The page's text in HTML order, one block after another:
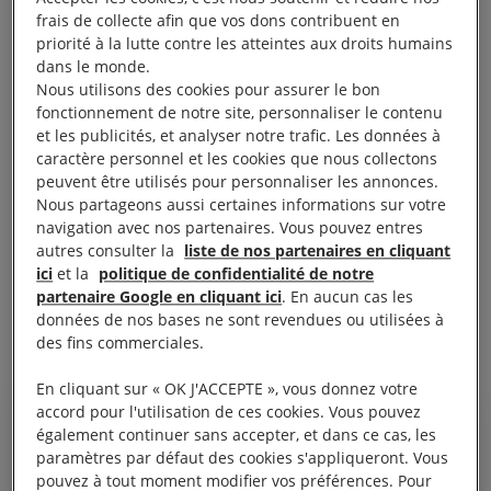
d’annuler pour des motifs de sécurité le droit d’un
détenu de recevoir les visites de sa famille. « Ahmed
» (son nom a été modifié pour protéger son
identité), 32 ans, originaire d’Hébron, se trouve en
détention administrative à la prison de Ketziot, dans
le désert du Néguev. Il n’a reçu qu’une seule fois la
visite de ses proches, alors qu’il a passé de manière
intermittente cinq ans et demi dans les geôles
israéliennes entre 2005 et 2017. Il a été arrêté sept
fois au total. Sa détention administrative doit faire
l’objet d’un renouvellement le 29 juillet.
frais de collecte afin que vos dons contribuent en
priorité à la lutte contre les atteintes aux droits humains
dans le monde.
Nous utilisons des cookies pour assurer le bon
fonctionnement de notre site, personnaliser le contenu
et les publicités, et analyser notre trafic. Les données à
caractère personnel et les cookies que nous collectons
peuvent être utilisés pour personnaliser les annonces.
Nous partageons aussi certaines informations sur votre
navigation avec nos partenaires. Vous pouvez entres
autres consulter la liste de nos partenaires en cliquant
ici et la politique de confidentialité de notre
partenaire Google en cliquant ici. En aucun cas les
données de nos bases ne sont revendues ou utilisées à
des fins commerciales.
En cliquant sur « OK J'ACCEPTE », vous donnez votre
accord pour l'utilisation de ces cookies. Vous pouvez
également continuer sans accepter, et dans ce cas, les
paramètres par défaut des cookies s'appliqueront. Vous
pouvez à tout moment modifier vos préférences. Pour